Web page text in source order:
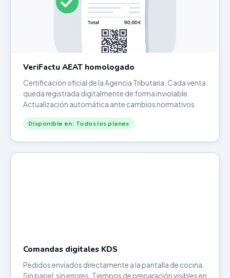
VeriFactu AEAT homologado
Certificación oficial de la Agencia Tributaria. Cada venta
queda registrada digitalmente de forma inviolable.
Actualización automática ante cambios normativos.
Disponible en: Todos los planes
Comandas digitales KDS
Pedidos enviados directamente a la pantalla de cocina.
Sin papel, sin errores. Tiempos de preparación visibles en